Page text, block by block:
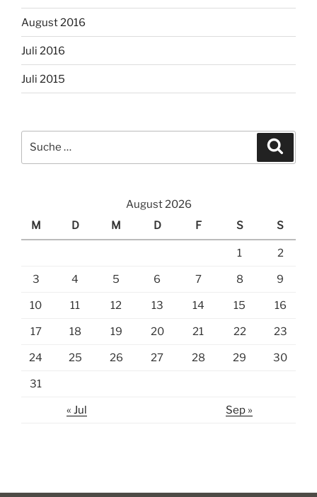
August 2016
Juli 2016
Juli 2015
Suche
August 2026
M
D M D F S S
1 2
3 4 5 6 7 8 9
10 11 12 13 14 15 16
17 18 19 20 21 22 23
24 25 26 27 28 29 30
31
« Jul Sep »